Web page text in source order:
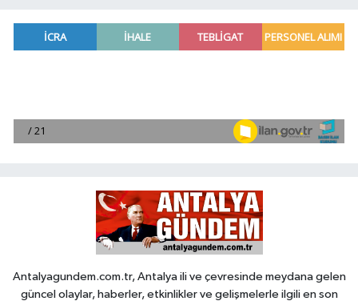
Antalyagundem.com.tr, Antalya ili ve çevresinde meydana gelen
güncel olaylar, haberler, etkinlikler ve gelişmelerle ilgili en son